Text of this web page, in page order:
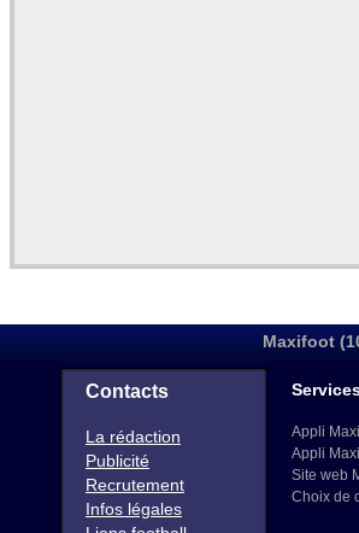
Maxifoot
Contacts
La rédaction
Publicité
Recrutement
Infos légales
Appli
Appli
Site web
Choix de